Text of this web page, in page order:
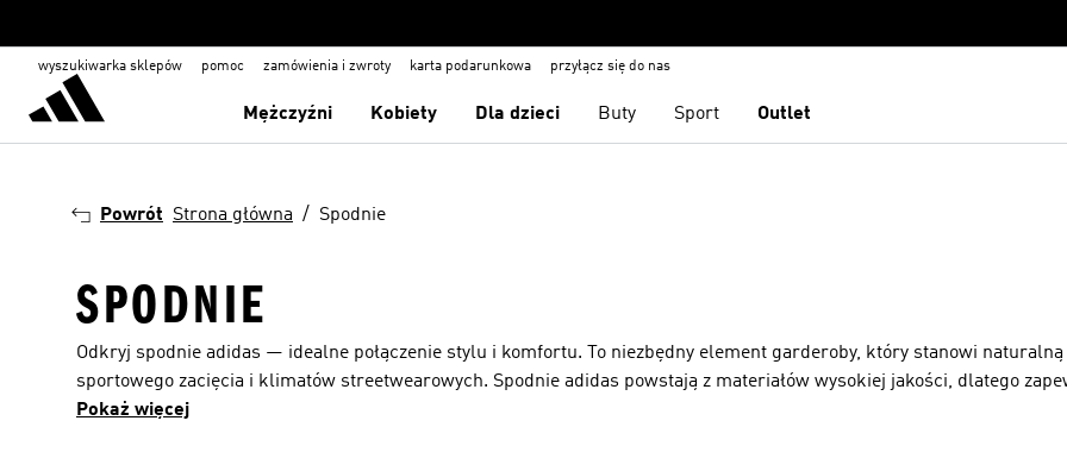
wyszukiwarka sklepów pomoc zamówienia i zwroty karta podarunkowa przyłącz się do nas
Mężczyźni Kobiety Dla dzieci Buty Sport Outlet
Powrót Strona główna Spodnie
SPODNIE
Odkryj spodnie adidas — idealne połączenie stylu i komfortu. To niezbędny element garderoby, który stanowi naturalną
sportowego zacięcia i klimatów streetwearowych. Spodnie adidas powstają z materiałów wysokiej jakości, dlatego
niezrównany komfort i posłużą Ci przez długi czas — niezależnie od tego, czy chodzisz w nich na siłownię, czy na
Pokaż więcej